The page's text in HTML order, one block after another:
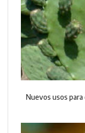
Nuevos usos